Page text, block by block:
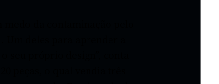
da contaminação pelo
deles para aprender a
próprio design”, conta
peças, o qual vendia três